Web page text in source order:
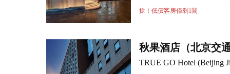
無煙樓層
搶！低價客房僅剩1間
秋果酒店（北京交
TRUE GO Hotel (Beijing